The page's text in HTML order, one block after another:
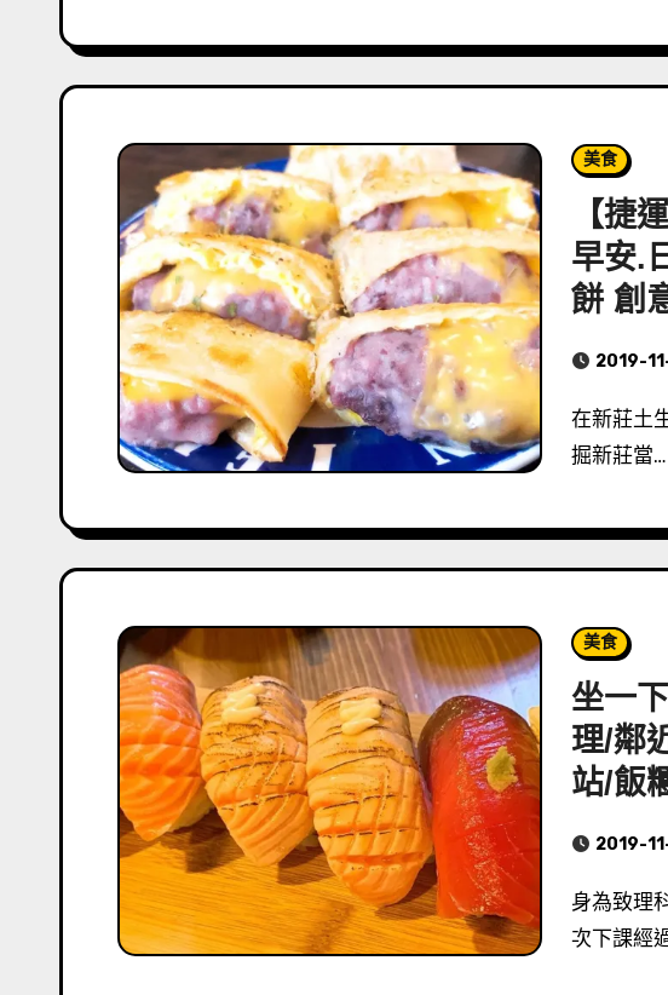
美食
【捷
早安.
餅 創
2019-
在新莊土生土長的 Eddie與Gavin，當然要來挖
掘新莊當…
美食
坐一
理/鄰
站/飯
2019-
身為致理科大學生、生魚片愛好者的Gavin，每
次下課經